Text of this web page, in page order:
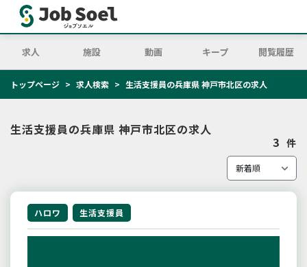
求人 施設 動画 キープ 閲覧履歴
トップページ 求人検索 生活支援員の兵庫県 神戸市北区の求人
生活支援員の兵庫県 神戸市北区の求人
3 件
ハロワ 生活支援員